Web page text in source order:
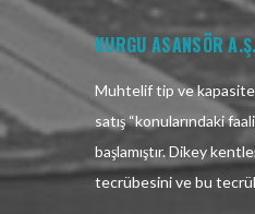
KURGU ASANSÖR A.Ş.
Muhtelif tip ve
satış “konularındaki
başlamıştır. Dikey
tecrübesini ve bu